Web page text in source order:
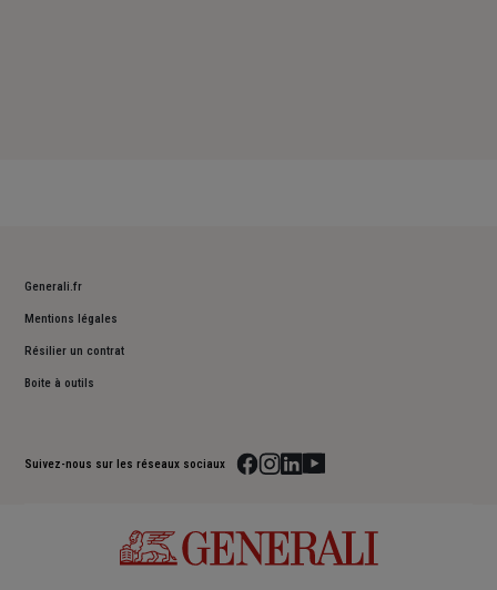
Generali.fr
Mentions légales
Résilier un contrat
Boite à outils
Suivez-nous sur les réseaux sociaux